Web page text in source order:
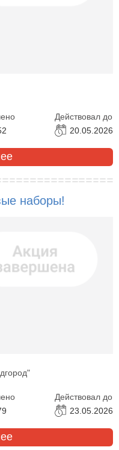
Действовал до
20.05.2026
наборы!
Действовал до
23.05.2026